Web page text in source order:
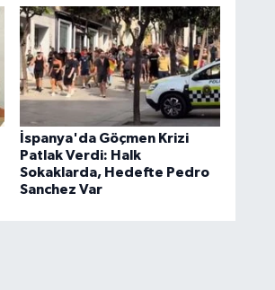
İspanya'da Göçmen Krizi
Patlak Verdi: Halk
Sokaklarda, Hedefte Pedro
Sanchez Var